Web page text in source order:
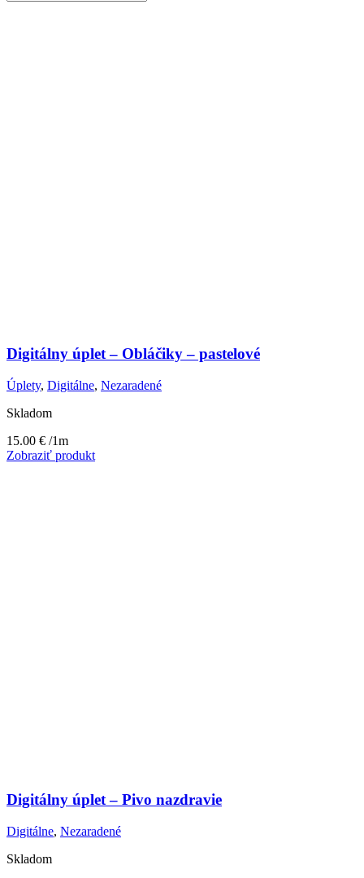
Digitálny úplet – Obláčiky – pastelové
Úplety, Digitálne, Nezaradené
Skladom
15.00 € /1m
Zobraziť produkt
Digitálny úplet – Pivo nazdravie
Digitálne, Nezaradené
Skladom